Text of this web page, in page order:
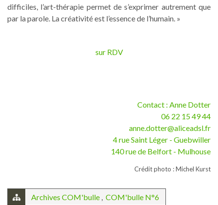
difficiles, l’art-thérapie permet de s’exprimer autrement que
par la parole. La créativité est l’essence de l’humain. »
sur RDV
Contact : Anne Dotter
06 22 15 49 44
anne.dotter@aliceadsl.fr
4 rue Saint Léger - Guebwiller
140 rue de Belfort - Mulhouse
Crédit photo : Michel Kurst
Archives COM'bulle COM'bulle N°6